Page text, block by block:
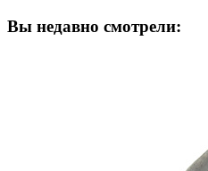
Вы недавно смотрели: